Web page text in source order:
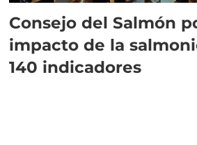
Consejo del Salmón
impacto de la
140 indicadores